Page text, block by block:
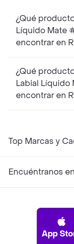
¿Qué
Líquido Mate #
encontrar en
¿Qué
Labial Líquido
encontrar en
Top Marcas y
Encuéntranos
App